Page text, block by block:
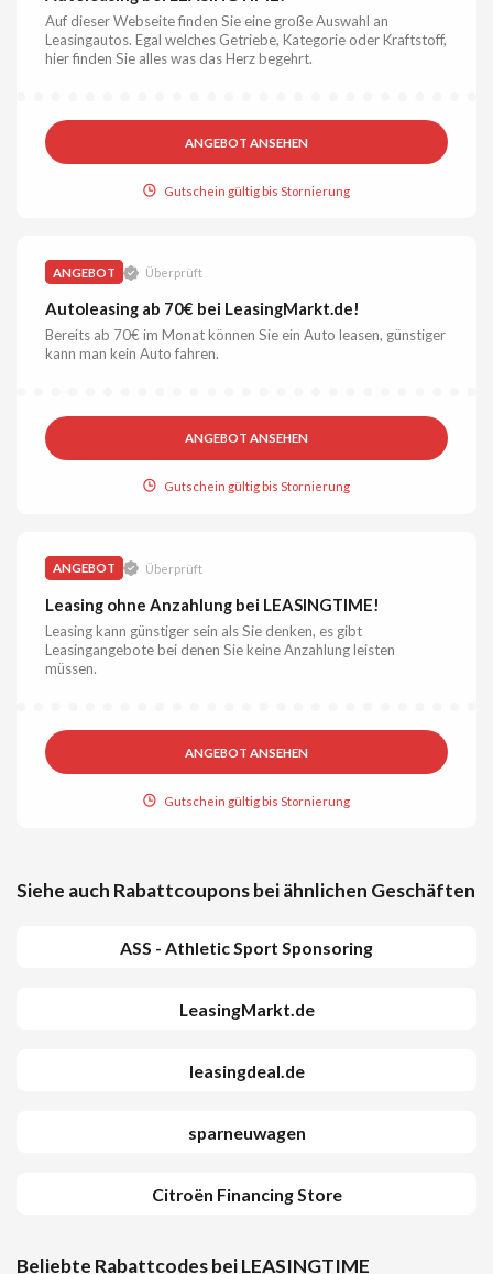
Auf dieser Webseite finden Sie eine große Auswahl an
Leasingautos. Egal welches Getriebe, Kategorie oder Kraftstoff,
hier finden Sie alles was das Herz begehrt.
ANGEBOT ANSEHEN
Gutschein gültig bis Stornierung
ANGEBOT Überprüft
Autoleasing ab 70€ bei LeasingMarkt.de!
Bereits ab 70€ im Monat können Sie ein Auto leasen, günstiger
kann man kein Auto fahren.
ANGEBOT ANSEHEN
Gutschein gültig bis Stornierung
ANGEBOT Überprüft
Leasing ohne Anzahlung bei LEASINGTIME!
Leasing kann günstiger sein als Sie denken, es gibt
Leasingangebote bei denen Sie keine Anzahlung leisten
müssen.
ANGEBOT ANSEHEN
Gutschein gültig bis Stornierung
Siehe auch Rabattcoupons bei ähnlichen Geschäften
ASS - Athletic Sport Sponsoring
LeasingMarkt.de
leasingdeal.de
sparneuwagen
Citroën Financing Store
Beliebte Rabattcodes bei LEASINGTIME